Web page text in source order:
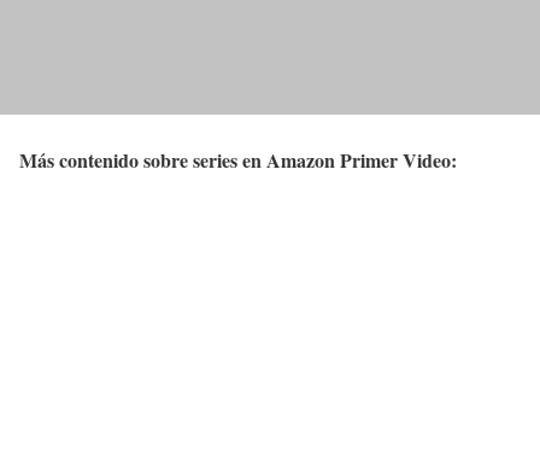
Más contenido sobre series en Amazon Primer Video: